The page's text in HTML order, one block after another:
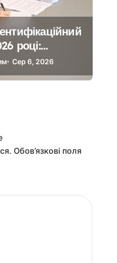
році:
Сер 6, 2026
Обов’язкові поля